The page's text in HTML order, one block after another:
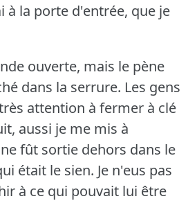
à la porte d'entrée, que je
ouverte, mais le pène
dans la serrure. Les gens
attention à fermer à clé
aussi je me mis à
fût sortie dehors dans le
était le sien. Je n'eus pas
à ce qui pouvait lui être